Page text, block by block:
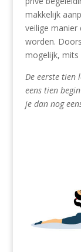
makkelijk
veilige manier
worden.
mogelijk, mits
De eerste tien
eens tien
je dan nog